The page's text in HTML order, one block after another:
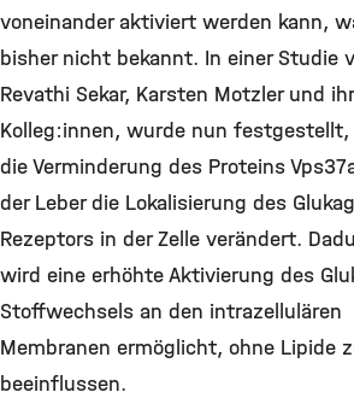
voneinander aktiviert werden kann,
bisher nicht bekannt. In einer Studie
Revathi Sekar, Karsten Motzler und
Kolleg:innen, wurde nun festgestellt,
die Verminderung des Proteins
der Leber die Lokalisierung des
Rezeptors in der Zelle verändert.
wird eine erhöhte Aktivierung des
Stoffwechsels an den intrazellulären
Membranen ermöglicht, ohne Lipide
beeinflussen.